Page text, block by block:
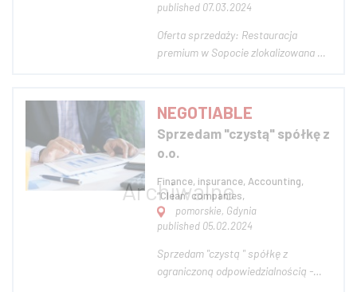
published 07.03.2024
Oferta sprzedaży: Restauracja
premium w Sopocie zlokalizowana w
o powierzchni 300m2 [150m sala – 80
miejsc oraz 150m kuchnia i zaplecze],
wyposażony w najwyższej jakości...
NEGOTIABLE
Sprzedam "czystą" spółkę z
o.o.
Finance, insurance, Accounting,
“Clean” companies,
pomorskie, Gdynia
published 05.02.2024
Sprzedam "czystą " spółkę z
ograniczoną odpowiedzialnością -